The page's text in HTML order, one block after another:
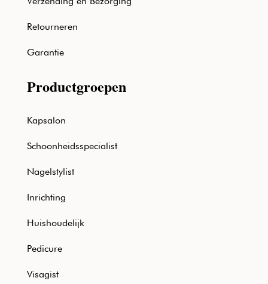
Retourneren
Garantie
Productgroepen
Kapsalon
Schoonheidsspecialist
Nagelstylist
Inrichting
Huishoudelijk
Pedicure
Visagist